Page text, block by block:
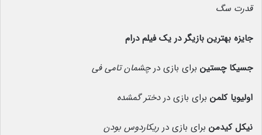
قدرت سگ
جایزه بهترین بازیگر در یک فیلم درام
جسیکا چستین برای بازی درچشمان تامی فی
اولیویا کلمن برای بازی دردختر گمشده
نیکل کیدمن برای بازی در ریکاردوس بودن